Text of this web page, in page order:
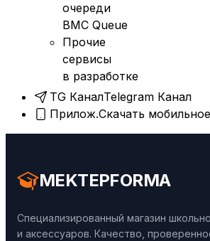
очереди
BMC Queue
Прочие
сервисы
в разработке
TG КаналTelegram Канал
Прилож.Скачать
MEKTEPFORMA
Специализированный магазин
и аксессуаров. Качество,